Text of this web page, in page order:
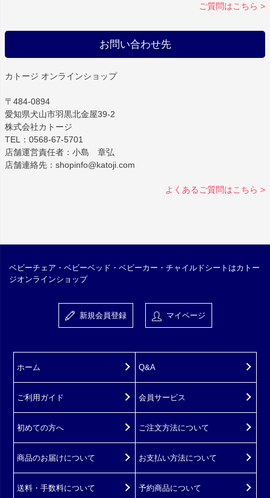
ご質問はこちら >
お問い合わせ先
カトージ オンラインショップ
〒484-0894
愛知県犬山市羽黒北金屋39-2
株式会社カトージ
TEL：0568-67-5701
店舗運営責任者：小島 章弘
店舗連絡先：shopinfo@katoji.com
よくあるご質問はこちら >
ベビーチェア・ベビーベッド・ベビーカー・チャイルドシートはカトー
ジオンラインショップ
新規会員登録 マイページ
ホーム
ご利用ガイド
初めての方へ
Q&A
会員サービス
ご注文方法について
商品のお届けについて お支払い方法について
送料・手数料について 予約商品について